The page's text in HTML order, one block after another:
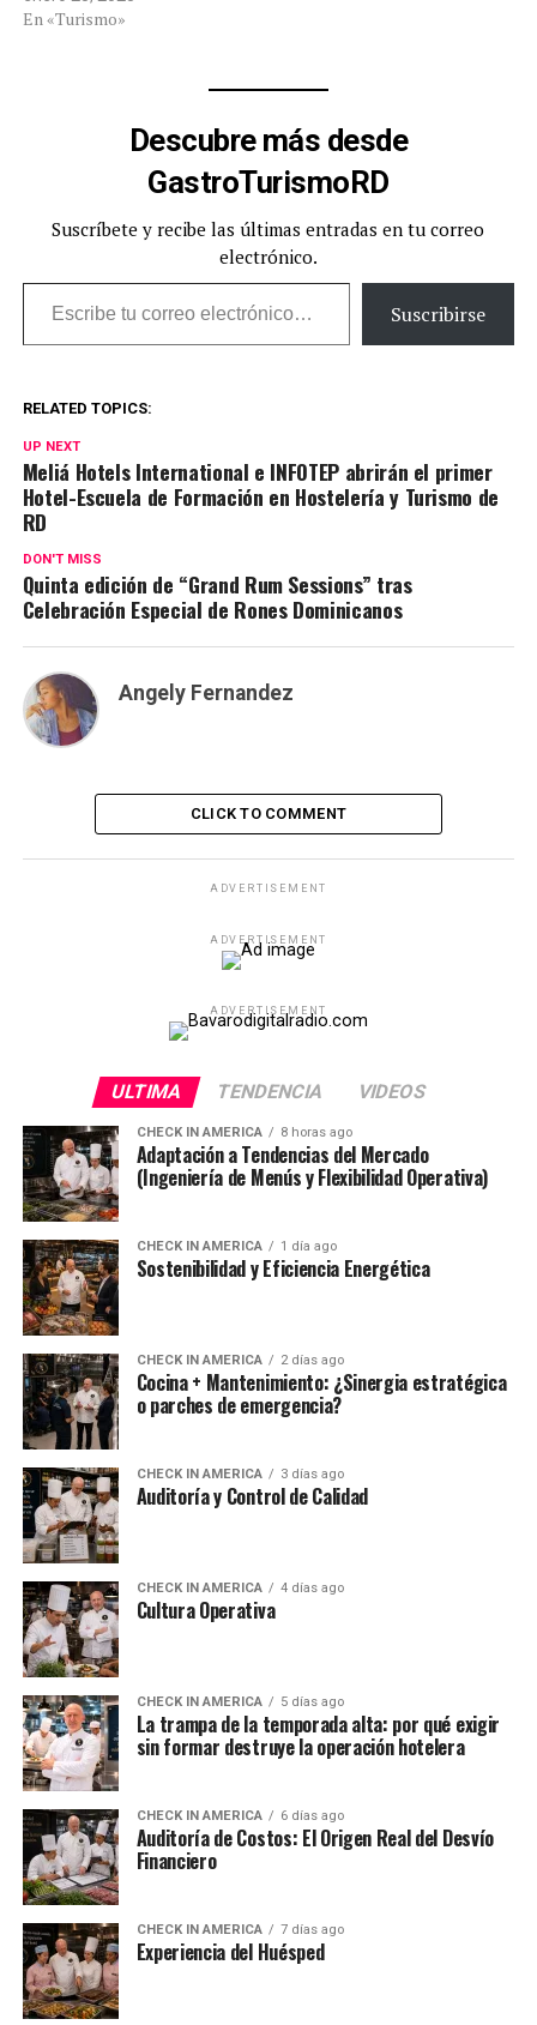
continente americano. El
turistas, datos que, según el
colocan a 2022 como “el
En «Turismo»
Descubre más desde
GastroTurismoRD
Suscríbete y recibe las últimas entradas en tu correo
electrónico.
Escribe tu correo electrónico…
Suscribirse
RELATED TOPICS:
UP NEXT
Meliá Hotels International e INFOTEP abrirán el primer
Hotel-Escuela de Formación en Hostelería y Turismo de
RD
DON'T MISS
Quinta edición de “Grand Rum Sessions” tras
Celebración Especial de Rones Dominicanos
Angely Fernandez
CLICK TO COMMENT
ADVERTISEMENT
ADVERTISEMENT
ADVERTISEMENT
ULTIMA TENDENCIA VIDEOS
CHECK IN AMERICA 8 horas ago
Adaptación a Tendencias del Mercado
(Ingeniería de Menús y Flexibilidad Operativa)
CHECK IN AMERICA 1 día ago
Sostenibilidad y Eficiencia Energética
CHECK IN AMERICA 2 días ago
Cocina + Mantenimiento: ¿Sinergia estratégica
o parches de emergencia?
CHECK IN AMERICA 3 días ago
Auditoría y Control de Calidad
CHECK IN AMERICA 4 días ago
Cultura Operativa
CHECK IN AMERICA 5 días ago
La trampa de la temporada alta: por qué exigir
sin formar destruye la operación hotelera
CHECK IN AMERICA 6 días ago
Auditoría de Costos: El Origen Real del Desvío
Financiero
CHECK IN AMERICA 7 días ago
Experiencia del Huésped